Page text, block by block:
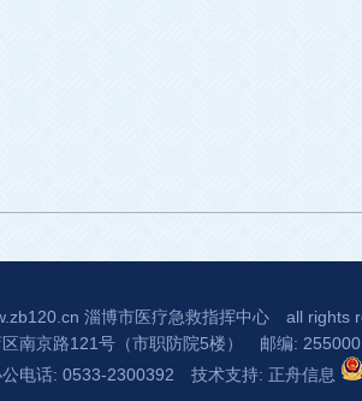
淄博市医疗急救指挥中心 all rights
南京路121号（市职防院5楼）
邮编: 255000
电话: 0533-2300392
技术支持: 正舟信息